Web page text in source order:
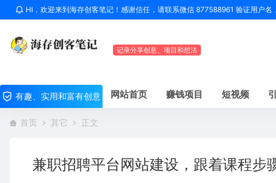
HI，欢迎来到海存创客笔记！感谢信任，请联系微信 877588961 验证用户名
记录分享创意、项目和想法
有趣、实用和富有创意 网站首页 赚钱项目 短视频
首页 其它 正文
兼职招聘平台网站建设，跟着课程步